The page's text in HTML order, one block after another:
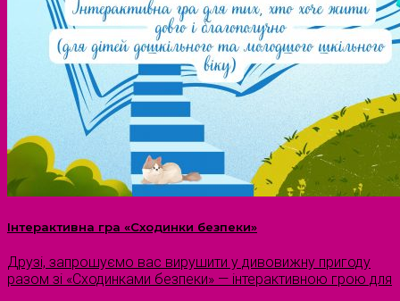
Інтерактивна гра «Сходинки безпеки»
Друзі, запрошуємо вас вирушити у дивовижну пригоду
разом зі «Сходинками безпеки» — інтерактивною грою для